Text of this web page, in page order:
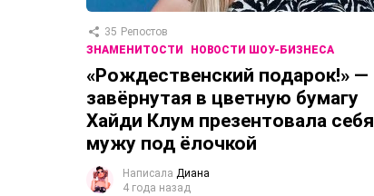
35 Репостов
ЗНАМЕНИТОСТИ
НОВОСТИ ШОУ-БИЗНЕСА
«Рождественский подарок!» —
завёрнутая в цветную бумагу
Хайди Клум презентовала себя
мужу под ёлочкой
Написала Диана
4 года назад